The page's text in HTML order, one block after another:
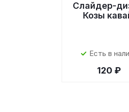
Слайдер-
Козы
Есть в
120 ₽